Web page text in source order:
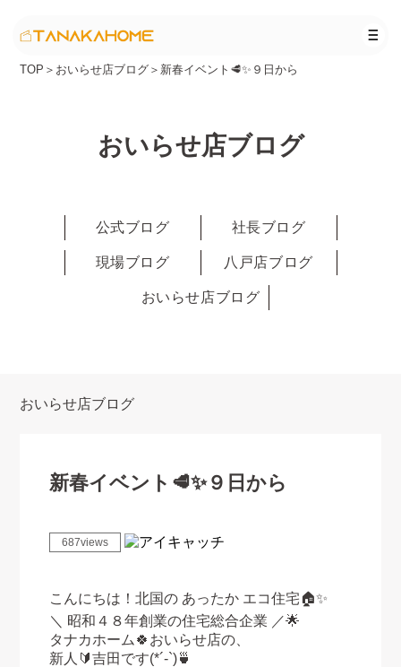
TOP ＞ おいらせ店ブログ ＞ 新春イベント🥩✨９日から
おいらせ店ブログ
公式ブログ 社長ブログ
現場ブログ 八戸店ブログ
おいらせ店ブログ
おいらせ店ブログ
新春イベント🥩✨９日から
687views
こんにちは！北国の あったか エコ住宅🏠✨
＼ 昭和４８年創業の住宅総合企業 ／🌟
タナカホーム🍀おいらせ店の、
新人🔰吉田です(*´-`)🍵